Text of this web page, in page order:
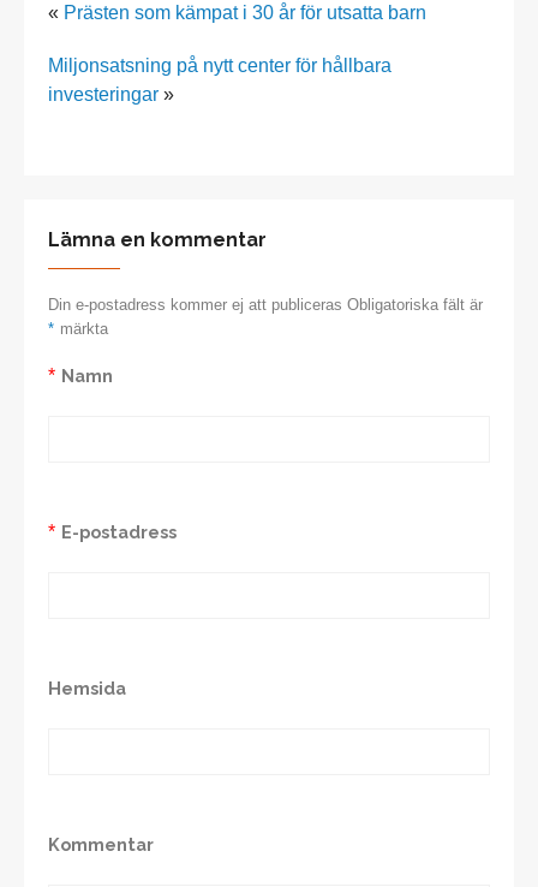
« Prästen som kämpat i 30 år för utsatta barn
Miljonsatsning på nytt center för hållbara
investeringar »
Lämna en kommentar
Din e-postadress kommer ej att publiceras Obligatoriska fält är
märkta
*
Namn
*
E-postadress
*
Hemsida
Kommentar